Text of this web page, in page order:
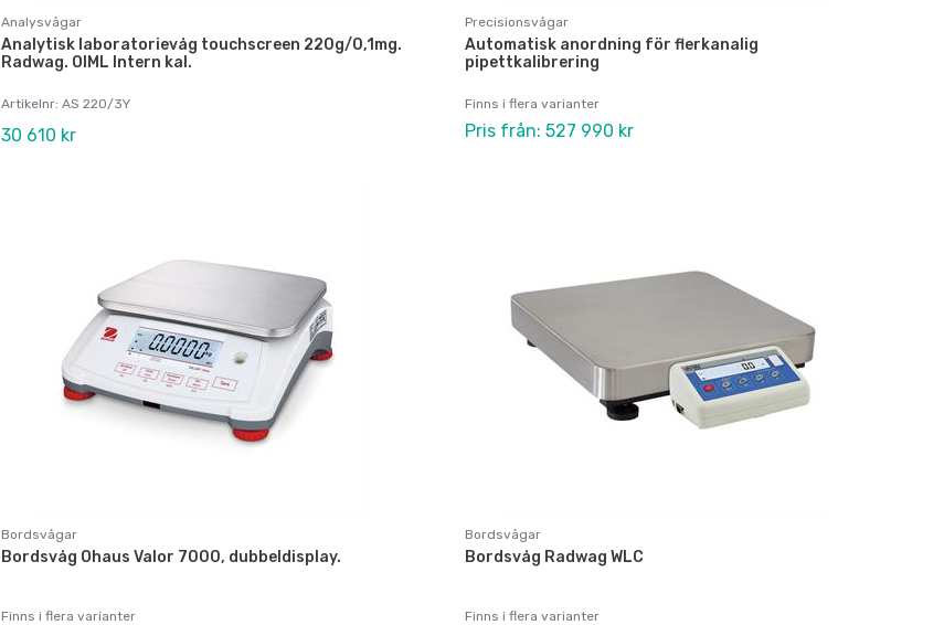
Analysvågar
Analytisk laboratorievåg touchscreen 220g/0,1mg.
Radwag. OIML Intern kal.
Artikelnr: AS 220/3Y
30 610 kr
Precisionsvågar
Automatisk anordning för flerkanalig
pipettkalibrering
Finns i flera varianter
Pris från: 527 990 kr
Bordsvågar
Bordsvåg Ohaus Valor 7000, dubbeldisplay.
Finns i flera varianter
Bordsvågar
Bordsvåg Radwag WLC
Finns i flera varianter